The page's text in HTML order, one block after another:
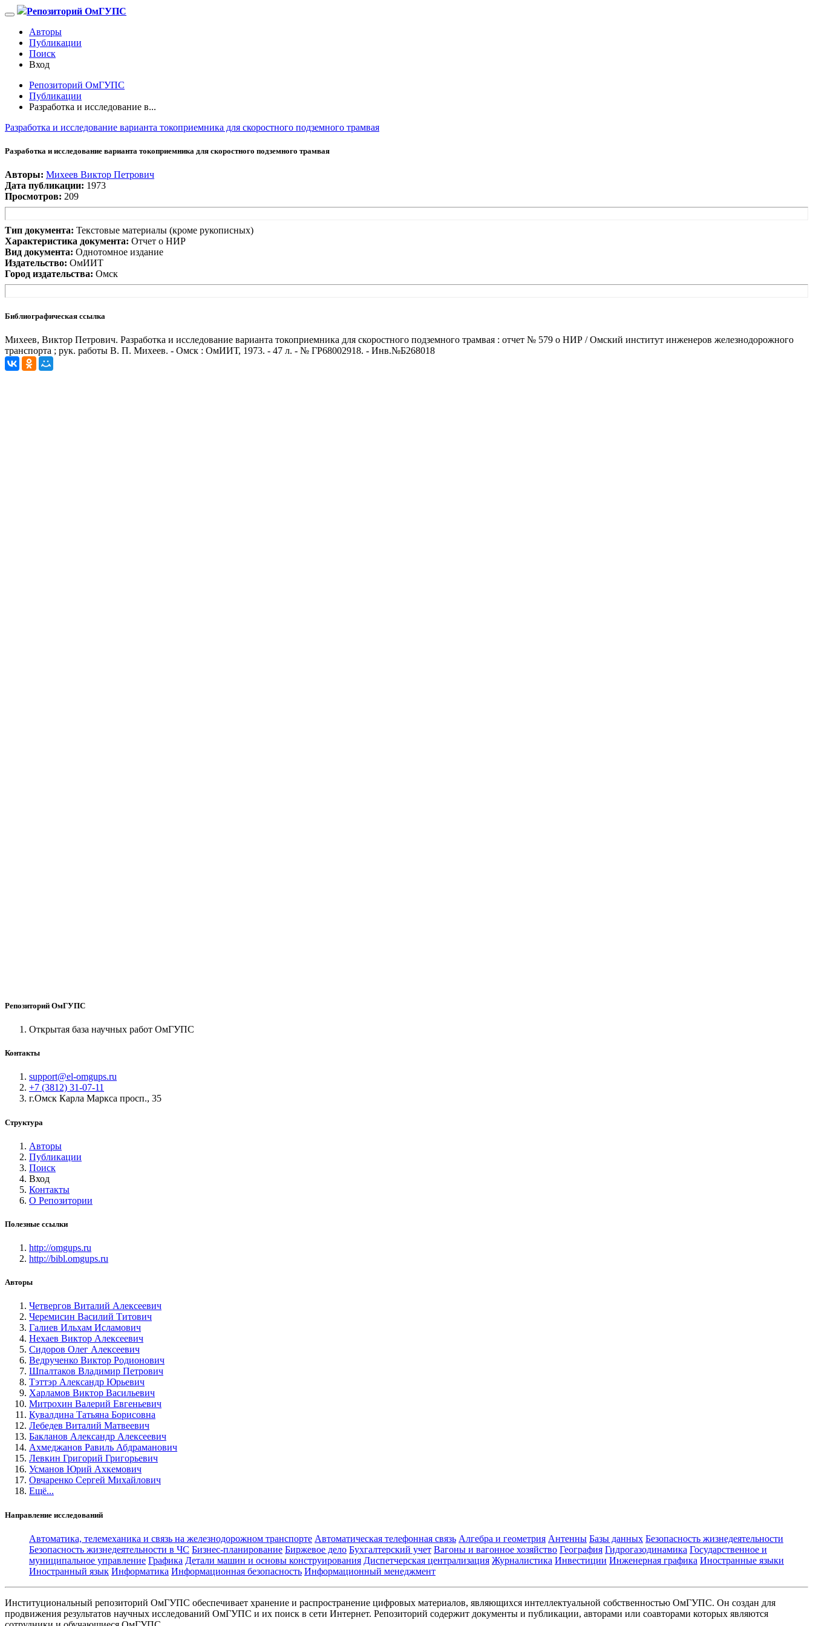
Репозиторий ОмГУПС
Авторы
Публикации
Поиск
Вход
Репозиторий ОмГУПС
Публикации
Разработка и исследование в...
Разработка и исследование варианта токоприемника для скоростного подземного трамвая
Разработка и исследование варианта токоприемника для скоростного подземного трамвая
Авторы: Михеев Виктор Петрович
Дата публикации: 1973
Просмотров: 209
Тип документа: Текстовые материалы (кроме рукописных)
Характеристика документа: Отчет о НИР
Вид документа: Однотомное издание
Издательство: ОмИИТ
Город издательства: Омск
Библиографическая ссылка
Михеев, Виктор Петрович. Разработка и исследование варианта токоприемника для скоростного подземного трамвая : отчет № 579 о НИР / Омский институт инженеров железнодорожного
транспорта ; рук. работы В. П. Михеев. - Омск : ОмИИТ, 1973. - 47 л. - № ГР68002918. - Инв.№Б268018
Репозиторий ОмГУПС
Открытая база научных работ ОмГУПС
Контакты
support@el-omgups.ru
+7 (3812) 31-07-11
г.Омск Карла Маркса просп., 35
Структура
Авторы
Публикации
Поиск
Вход
Контакты
О Репозитории
Полезные ссылки
http://omgups.ru
http://bibl.omgups.ru
Авторы
Четвергов Виталий Алексеевич
Черемисин Василий Титович
Галиев Ильхам Исламович
Нехаев Виктор Алексеевич
Сидоров Олег Алексеевич
Ведрученко Виктор Родионович
Шпалтаков Владимир Петрович
Тэттэр Александр Юрьевич
Харламов Виктор Васильевич
Митрохин Валерий Евгеньевич
Кувалдина Татьяна Борисовна
Лебедев Виталий Матвеевич
Бакланов Александр Алексеевич
Ахмеджанов Равиль Абдраманович
Левкин Григорий Григорьевич
Усманов Юрий Ахкемович
Овчаренко Сергей Михайлович
Ещё...
Направление исследований
Автоматика, телемеханика и связь на железнодорожном транспорте Автоматическая телефонная связь Алгебра и геометрия Антенны Базы данных Безопасность жизнедеятельности
Безопасность жизнедеятельности в ЧС Бизнес-планирование Биржевое дело Бухгалтерский учет Вагоны и вагонное хозяйство География Гидрогазодинамика Государственное и
муниципальное управление Графика Детали машин и основы конструирования Диспетчерская централизация Журналистика Инвестиции Инженерная графика Иностранные языки
Иностранный язык Информатика Информационная безопасность Информационный менеджмент
Институциональный репозиторий ОмГУПС обеспечивает хранение и распространение цифровых материалов, являющихся интеллектуальной собственностью ОмГУПС. Он создан для
продвижения результатов научных исследований ОмГУПС и их поиск в сети Интернет. Репозиторий содержит документы и публикации, авторами или соавторами которых являются